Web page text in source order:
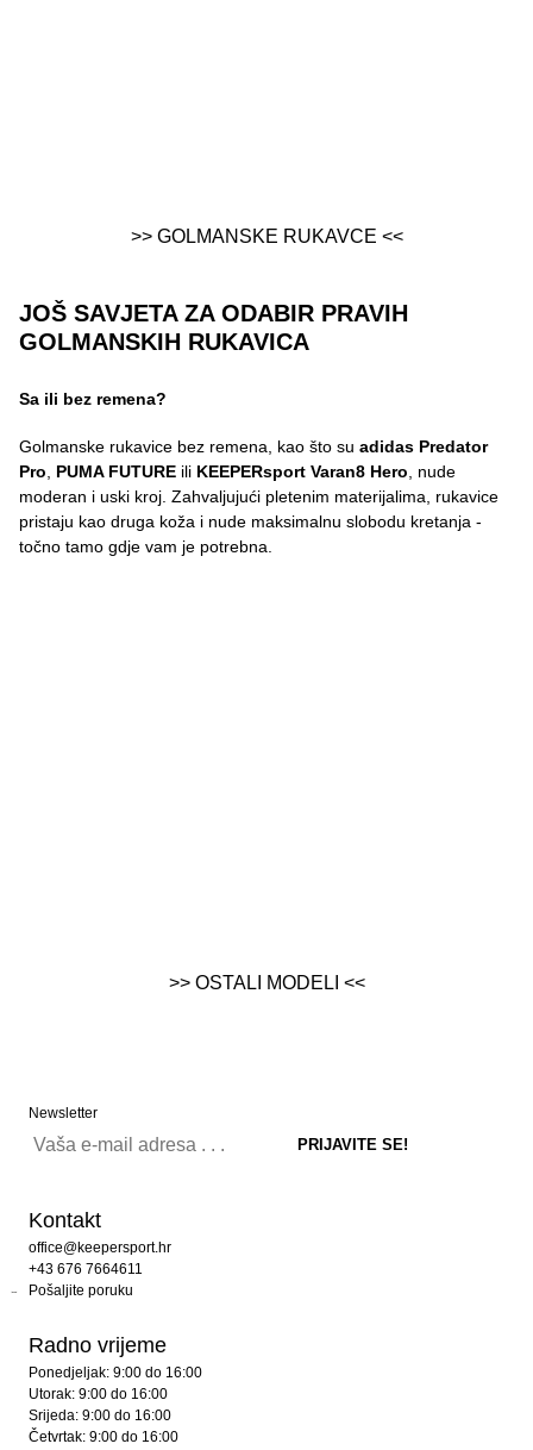
>> GOLMANSKE RUKAVCE <<
JOŠ SAVJETA ZA ODABIR PRAVIH
GOLMANSKIH RUKAVICA
Sa ili bez remena?
Golmanske rukavice bez remena, kao što su adidas Predator
Pro
PUMA FUTURE ili KEEPERsport Varan8 Hero , nude
moderan i uski kroj. Zahvaljujući pletenim materijalima, rukavice
pristaju kao druga koža i nude maksimalnu slobodu kretanja -
točno tamo gdje vam je potrebna.
>> OSTALI MODELI <<
Newsletter
Kontakt
office@keepersport.hr
+43 676 7664611
Pošaljite poruku
Radno vrijeme
Ponedjeljak: 9:00 do 16:00
Utorak: 9:00 do 16:00
Srijeda: 9:00 do 16:00
Četvrtak: 9:00 do 16:00